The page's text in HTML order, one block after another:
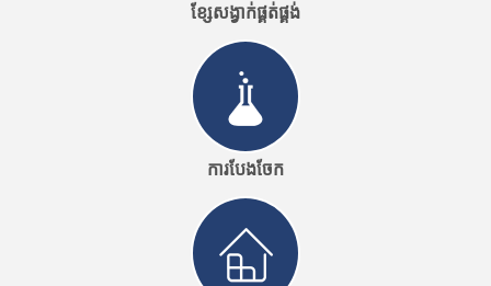
ខ្សែសង្វាក់ផ្គត់ផ្គង់
ការបែងចែក